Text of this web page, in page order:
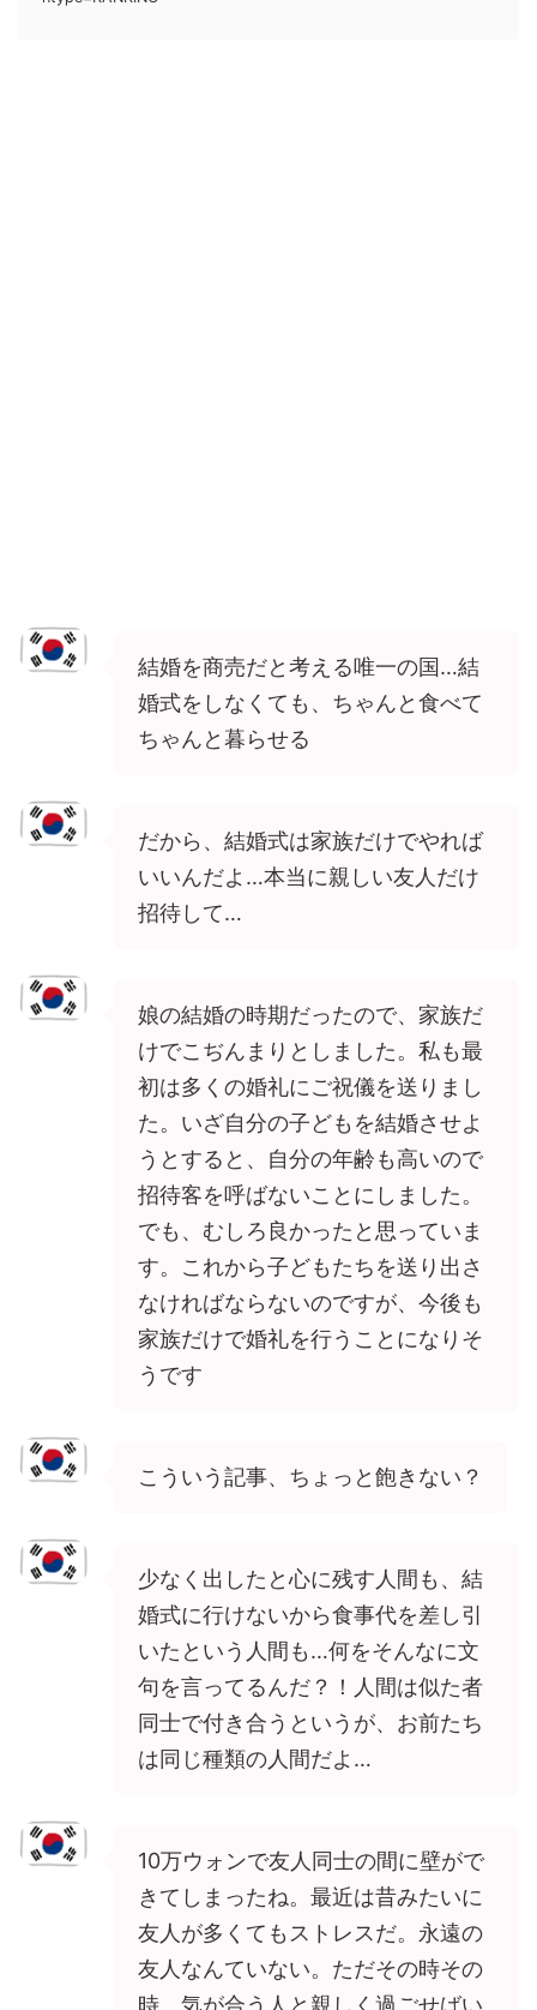
結婚を商売だと考える唯一の国…結
婚式をしなくても、ちゃんと食べて
ちゃんと暮らせる
だから、結婚式は家族だけでやれば
いいんだよ…本当に親しい友人だけ
招待して…
娘の結婚の時期だったので、家族だ
けでこぢんまりとしました。私も最
初は多くの婚礼にご祝儀を送りまし
た。いざ自分の子どもを結婚させよ
うとすると、自分の年齢も高いので
招待客を呼ばないことにしました。
でも、むしろ良かったと思っていま
す。これから子どもたちを送り出さ
なければならないのですが、今後も
家族だけで婚礼を行うことになりそ
うです
こういう記事、ちょっと飽きない？
少なく出したと心に残す人間も、結
婚式に行けないから食事代を差し引
いたという人間も…何をそんなに文
句を言ってるんだ？！人間は似た者
同士で付き合うというが、お前たち
は同じ種類の人間だよ…
10万ウォンで友人同士の間に壁がで
きてしまったね。最近は昔みたいに
友人が多くてもストレスだ。永遠の
友人なんていない。ただその時その
時、気が合う人と親しく過ごせばい